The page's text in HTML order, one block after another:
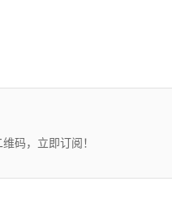
码，立即订阅！